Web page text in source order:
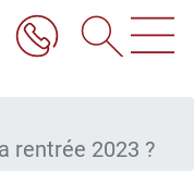
rentrée 2023 ?